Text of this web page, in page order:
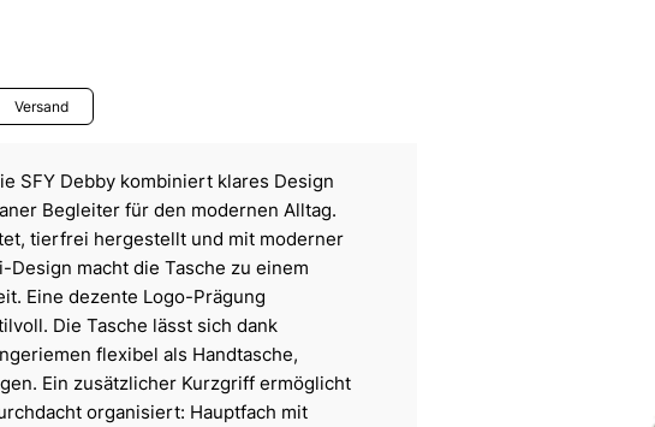
Versand
SFY Debby kombiniert klares Design
Begleiter für den modernen Alltag.
tierfrei hergestellt und mit moderner
macht die Tasche zu einem
Eine dezente Logo-Prägung
Die Tasche lässt sich dank
flexibel als Handtasche,
Ein zusätzlicher Kurzgriff ermöglicht
organisiert: Hauptfach mit